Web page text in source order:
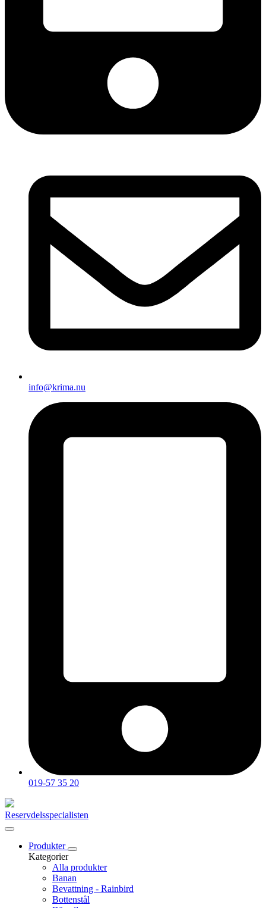
info@krima.nu
019-57 35 20
Reservdelsspecialisten
Produkter
Kategorier
Alla produkter
Banan
Bevattning - Rainbird
Bottenstål